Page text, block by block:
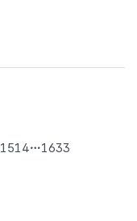
1514 1633